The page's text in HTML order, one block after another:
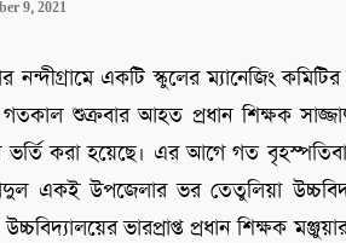
9, 2021
একটি স্কুলের ম্যানেজিং
শুক্রবার আহত প্রধান শিক্ষক
করা হয়েছে। এর আগে গত
একই উপজেলার ভর তেতুলিয়া
ভারপ্রাপ্ত প্রধান শিক্ষক